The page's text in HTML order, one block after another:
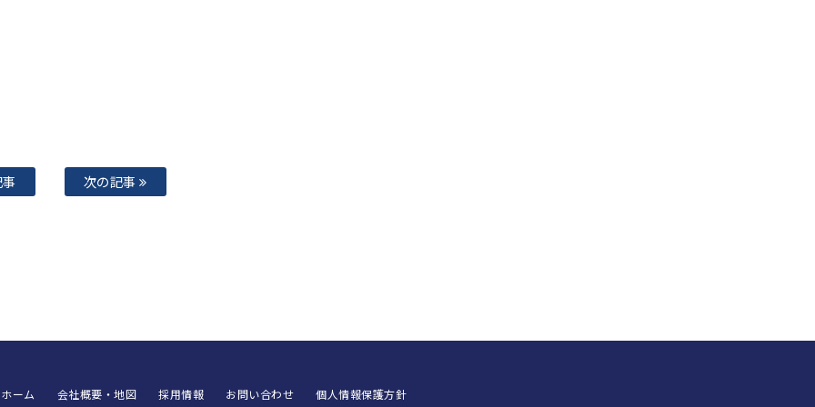
次の記事
ホーム 会社概要・地図 採用情報 お問い合わせ 個人情報保護方針